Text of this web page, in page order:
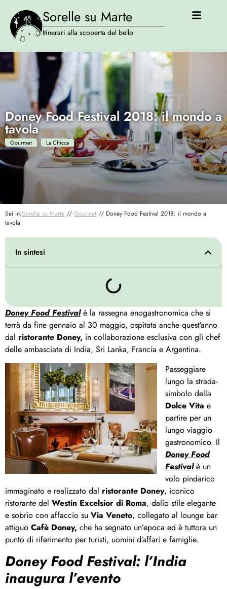
Sorelle su Marte
Itinerari alla scoperta del bello
Doney Food Festival 2018: il mondo a
tavola
Gourmet La Chicca
Sei in:Sorelle su Marte // Gourmet // Doney Food Festival 2018: il mondo a
tavola
Doney Food Festivalè la rassegna enogastronomica che si
terrà da fine gennaio al 30 maggio, ospitata anche quest’anno
dal ristorante Doney, in collaborazione esclusiva con gli chef
delle ambasciate di India, Sri Lanka, Francia e Argentina.
Passeggiare
lungo la strada-
simbolo della
Dolce Vita e
partire per un
lungo viaggio
gastronomico. Il
Doney Food
Festival è un
volo pindarico
immaginato e realizzato dal ristorante Doney, iconico
ristorante del Westin Excelsior di Roma, dallo stile elegante
e sobrio con affaccio su Via Veneto, collegato al lounge bar
attiguo Cafè Doney, che ha segnato un’epoca ed è tuttora un
punto di riferimento per turisti, uomini d’affari e famiglie.
Doney Food Festival: l’India
inaugura l’evento
In sintesi